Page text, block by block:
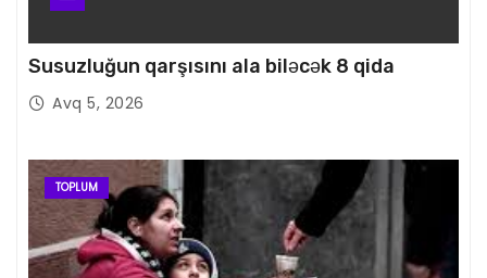
Susuzluğun qarşısını ala biləcək 8 qida
Avq 5, 2026
TOPLUM